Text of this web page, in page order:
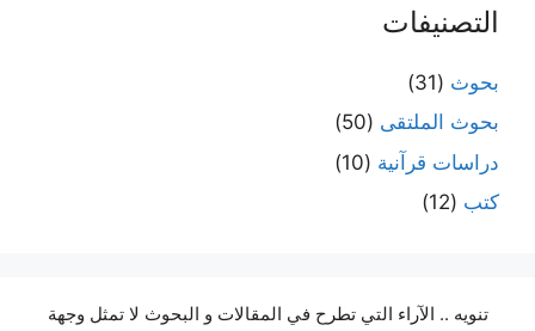
التصنيفات
بحوث (31)
بحوث الملتقى (50)
دراسات قرآنية (10)
كتب (12)
تنويه .. الآراء التي تطرح في المقالات و البحوث لا تمثل وجهة